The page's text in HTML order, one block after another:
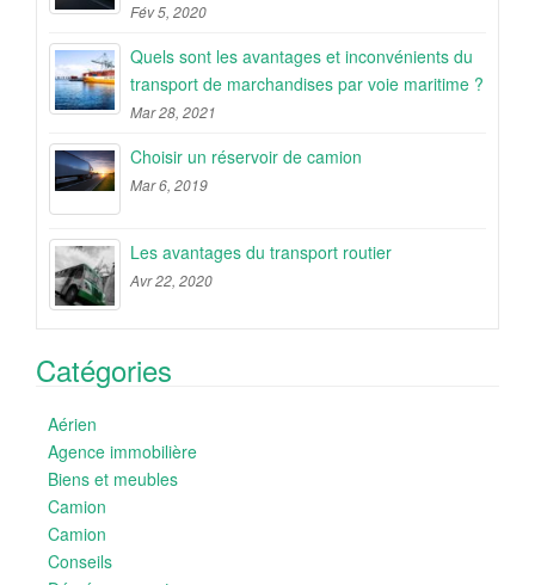
Fév 5, 2020
Quels sont les avantages et inconvénients du
transport de marchandises par voie maritime ?
Mar 28, 2021
Choisir un réservoir de camion
Mar 6, 2019
Les avantages du transport routier
Avr 22, 2020
Catégories
Aérien
Agence immobilière
Biens et meubles
Camion
Camion
Conseils